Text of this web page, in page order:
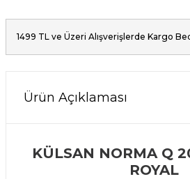
1499 TL ve Üzeri Alışverişlerde Kargo
Ürün Açıklaması
KÜLSAN NORMA Q
ROYAL